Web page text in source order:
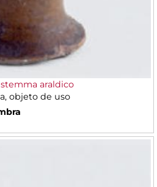
araldico
objeto de uso